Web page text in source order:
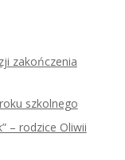
zakończenia
szkolnego
– rodzice Oliwii